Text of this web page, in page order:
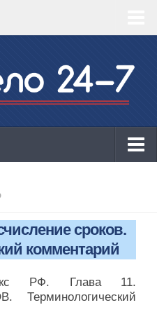
сроков.
комментарий
РФ. Глава 11.